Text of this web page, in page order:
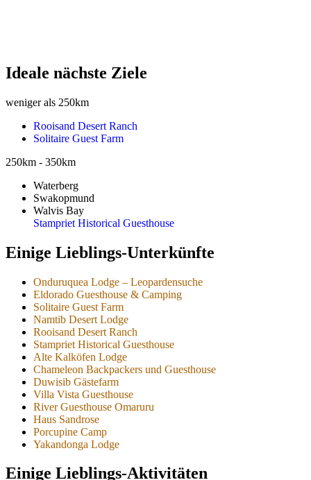
Ideale nächste Ziele
weniger als 250km
Rooisand Desert Ranch
Solitaire Guest Farm
250km - 350km
Waterberg
Swakopmund
Walvis Bay
Stampriet Historical Guesthouse
Einige Lieblings-Unterkünfte
Onduruquea Lodge – Leopardensuche
Eldorado Guesthouse & Camping
Solitaire Guest Farm
Namtib Desert Lodge
Rooisand Desert Ranch
Stampriet Historical Guesthouse
Alte Kalköfen Lodge
Chameleon Backpackers und Guesthouse
Duwisib Gästefarm
Villa Vista Guesthouse
River Guesthouse Omaruru
Haus Sandrose
Porcupine Camp
Yakandonga Lodge
Einige Lieblings-Aktivitäten